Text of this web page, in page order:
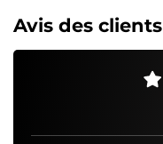
Avis des clients